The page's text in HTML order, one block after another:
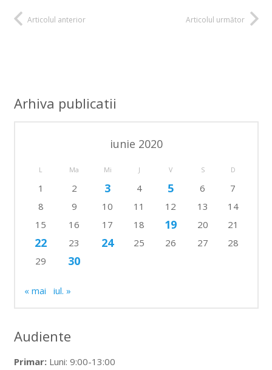
Articolul anterior Articolul următor
Arhiva publicatii
iunie 2020
L Ma Mi J V S D
1 2 3 4 5 6
7
8
9 10 11 12 13
14
15
16 17 18 19 20 21
22 23 24 25 26 27
28
29
30
« mai iul. »
Audiente
Primar:Luni: 9:00-13:00